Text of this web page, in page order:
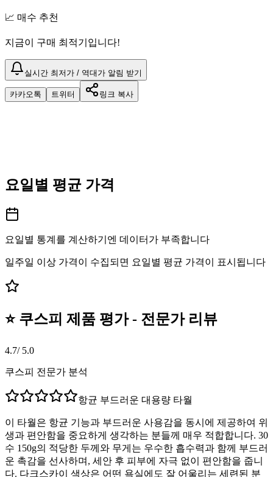
📈 매수 추천
지금이 구매 최적기입니다!
실시간 최저가 / 역대가 알림 받기
카카오톡 트위터 링크 복사
요일별 평균 가격
요일별 통계를 계산하기엔 데이터가 부족합니다
일주일 이상 가격이 수집되면 요일별 평균 가격이 표시됩니다
⭐ 쿠스피 제품 평가 - 전문가 리뷰
4.7/ 5.0
쿠스피 전문가 분석
항균 부드러운 대용량 타월
이 타월은 항균 기능과 부드러운 사용감을 동시에 제공하여 위
생과 편안함을 중요하게 생각하는 분들께 매우 적합합니다. 30
수 150g의 적당한 두께와 무게는 우수한 흡수력과 함께 부드러
운 촉감을 선사하며, 세안 후 피부에 자극 없이 편안함을 줍니
다. 다크스카이 색상은 어떤 욕실에도 잘 어울리는 세련된 분